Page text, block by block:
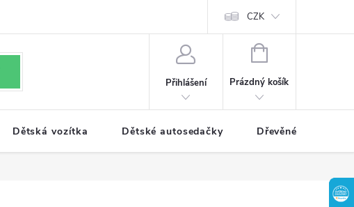
CZK
Přihlášení
NÁKUPNÍ
Prázdný košík
Dětská vozítka Dětské autosedačky Dřevěné hračky